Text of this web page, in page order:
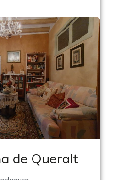
de Queralt